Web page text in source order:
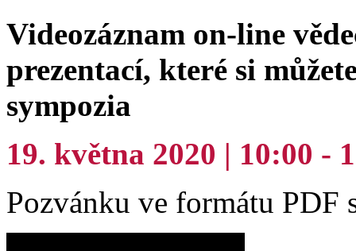
Videozáznam on-line
prezentací, které si
sympozia
19. května 2020 | 10:00 -
Pozvánku ve formátu PDF